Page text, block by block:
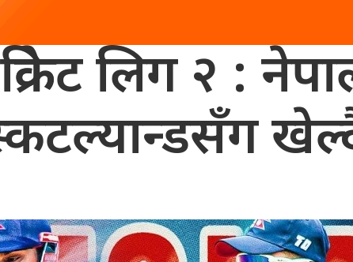
लिग २ :